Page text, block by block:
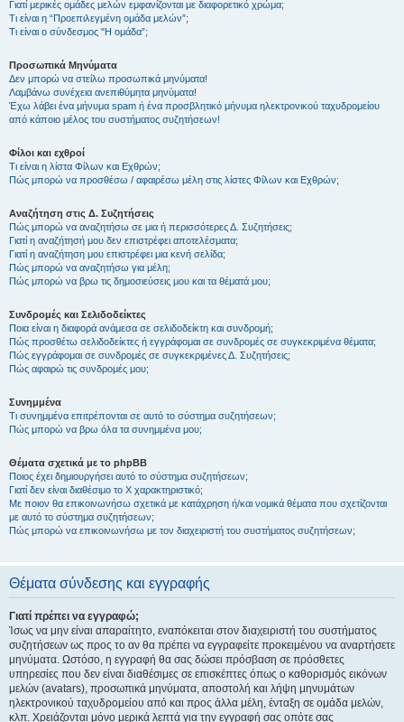
Γιατί μερικές ομάδες μελών εμφανίζονται με διαφορετικό χρώμα;
Τι είναι η “Προεπιλεγμένη ομάδα μελών”;
Τι είναι ο σύνδεσμος "Η ομάδα”;
Προσωπικά Μηνύματα
Δεν μπορώ να στείλω προσωπικά μηνύματα!
Λαμβάνω συνέχεια ανεπιθύμητα μηνύματα!
Έχω λάβει ένα μήνυμα spam ή ένα προσβλητικό μήνυμα ηλεκτρονικού ταχυδρομείου
από κάποιο μέλος του συστήματος συζητήσεων!
Φίλοι και εχθροί
Τι είναι η λίστα Φίλων και Εχθρών;
Πώς μπορώ να προσθέσω / αφαιρέσω μέλη στις λίστες Φίλων και Εχθρών;
Αναζήτηση στις Δ. Συζητήσεις
Πώς μπορώ να αναζητήσω σε μια ή περισσότερες Δ. Συζητήσεις;
Γιατί η αναζήτησή μου δεν επιστρέφει αποτελέσματα;
Γιατί η αναζήτηση μου επιστρέφει μια κενή σελίδα;
Πώς μπορώ να αναζητήσω για μέλη;
Πώς μπορώ να βρω τις δημοσιεύσεις μου και τα θέματά μου;
Συνδρομές και Σελιδοδείκτες
Ποια είναι η διαφορά ανάμεσα σε σελιδοδείκτη και συνδρομή;
Πώς προσθέτω σελιδοδείκτες ή εγγράφομαι σε συνδρομές σε συγκεκριμένα θέματα;
Πώς εγγράφομαι σε συνδρομές σε συγκεκριμένες Δ. Συζητήσεις;
Πώς αφαιρώ τις συνδρομές μου;
Συνημμένα
Τι συνημμένα επιτρέπονται σε αυτό το σύστημα συζητήσεων;
Πώς μπορώ να βρω όλα τα συνημμένα μου;
Θέματα σχετικά με το phpBB
Ποιος έχει δημιουργήσει αυτό το σύστημα συζητήσεων;
Γιατί δεν είναι διαθέσιμο το Χ χαρακτηριστικό;
Με ποιον θα επικοινωνήσω σχετικά με κατάχρηση ή/και νομικά θέματα που σχετίζονται
με αυτό το σύστημα συζητήσεων;
Πώς μπορώ να επικοινωνήσω με τον διαχειριστή του συστήματος συζητήσεων;
Θέματα σύνδεσης και εγγραφής
Γιατί πρέπει να εγγραφώ;
Ίσως να μην είναι απαραίτητο, εναπόκειται στον διαχειριστή του συστήματος
συζητήσεων ως προς το αν θα πρέπει να εγγραφείτε προκειμένου να αναρτήσετε
μηνύματα. Ωστόσο, η εγγραφή θα σας δώσει πρόσβαση σε πρόσθετες
υπηρεσίες που δεν είναι διαθέσιμες σε επισκέπτες όπως ο καθορισμός εικόνων
μελών (avatars), προσωπικά μηνύματα, αποστολή και λήψη μηνυμάτων
ηλεκτρονικού ταχυδρομείου από και προς άλλα μέλη, ένταξη σε ομάδα μελών,
κλπ. Χρειάζονται μόνο μερικά λεπτά για την εγγραφή σας οπότε σας